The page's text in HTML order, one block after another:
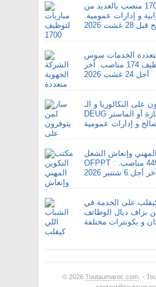
مباريات لتوظيف 1700 منصب بالعديد من
و إدارات عمومية.
غشت 2026
الخدمات سوس
ماسة : مباريات لتوظيف 174 مناصب. آخر
أجل 24 غشت 2026
على البكالوريا و الـ
DEUG و الدبلوم و الإجازة أو الماستر
وإنعاش الشغل
OFPPT : مباريات لتوظيف 449 مناصب.
أجل 6 شتنبر 2026
على الخدمة في
بزاف ديال الوظائف
و بكونترات مختلفة
© 2026 Toutaumaroc.com. -